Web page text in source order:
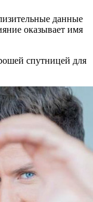
данные
оказывает имя
спутницей для